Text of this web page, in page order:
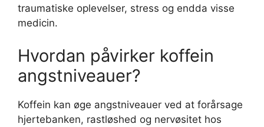
traumatiske oplevelser, stress og endda visse
medicin.
Hvordan påvirker koffein
angstniveauer?
Koffein kan øge angstniveauer ved at forårsage
hjertebanken, rastløshed og nervøsitet hos